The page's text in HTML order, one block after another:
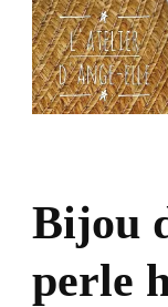
Bijou
perle